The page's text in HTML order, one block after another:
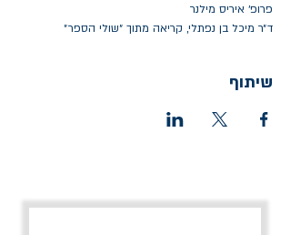
פרופ׳ איריס מילנר
ד״ר מיכל בן נפתלי, קריאה מתוך ״שולי הספר״
שיתוף